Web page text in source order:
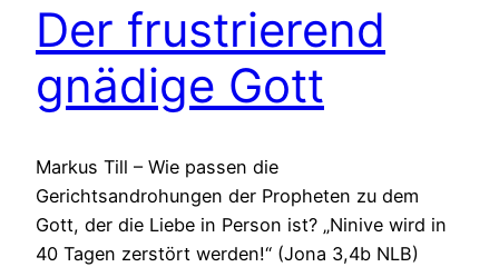
Der frustrierend
gnädige Gott
Markus Till – Wie passen die
Gerichtsandrohungen der Propheten zu dem
Gott, der die Liebe in Person ist? „Ninive wird in
40 Tagen zerstört werden!“ (Jona 3,4b NLB)